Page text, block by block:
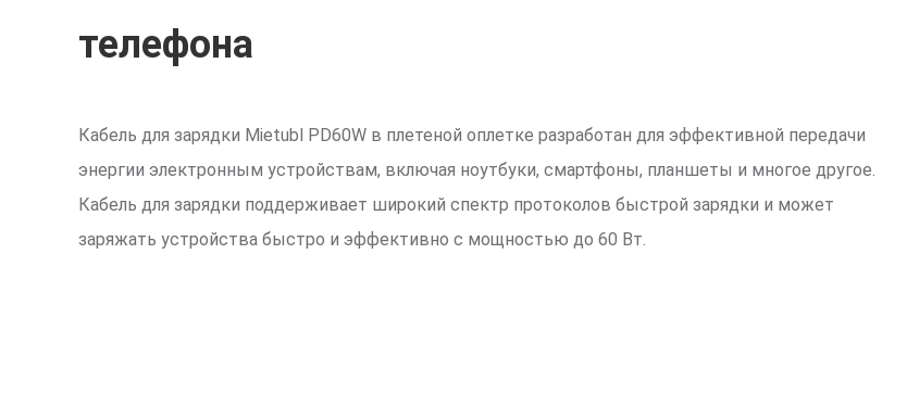
телефона
Кабель для зарядки Mietubl PD60W в плетеной оплетке разработан для эффективной передачи
энергии электронным устройствам, включая ноутбуки, смартфоны, планшеты и многое другое.
Кабель для зарядки поддерживает широкий спектр протоколов быстрой зарядки и может
заряжать устройства быстро и эффективно с мощностью до 60 Вт.